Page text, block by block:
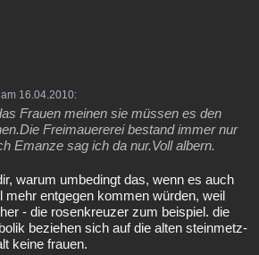
16.04.2010:
Frauen meinen sie müssen es den
Freimauererei bestand immer nur
Emanze sag ich da nur.Voll albern.
warum umbedingt das, wenn es auch
mehr entgegen kommen würden, weil
- die rosenkreuzer zum beispiel. die
beziehen sich auf die alten steinmetz-
keine frauen.